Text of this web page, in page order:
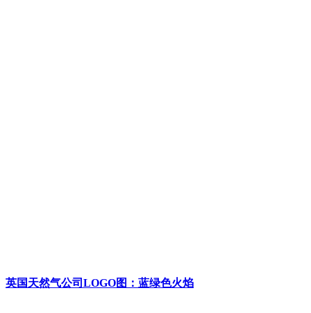
英国天然气公司LOGO图：蓝绿色火焰